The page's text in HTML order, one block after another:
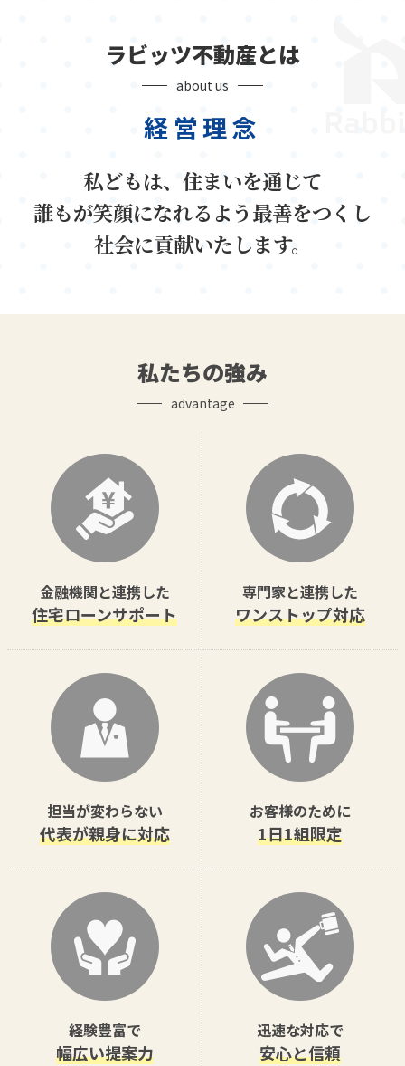
ラビッツ不動産とは
about us
経営理念
私どもは、住まいを通じて
誰もが笑顔になれるよう最善をつくし
社会に貢献いたします。
私たちの強み
advantage
金融機関と連携した
住宅ローンサポート
専門家と連携した
ワンストップ対応
担当が変わらない
代表が親身に対応
お客様のために
1日1組限定
経験豊富で
幅広い提案力
迅速な対応で
安心と信頼